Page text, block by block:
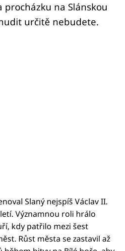
na Slánskou
určitě nebudete.
Slaný nejspíš Václav II.
Významnou roli hrálo
kdy patřilo mezi šest
Růst města se zastavil až